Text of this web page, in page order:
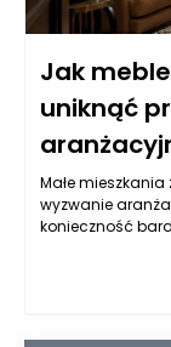
Jak
uniknąć
Małe
wyzwanie
konieczność
każdy